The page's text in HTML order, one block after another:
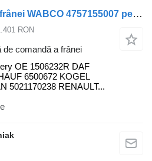
Supapă de comandă a frânei WABCO 4757155007 pentru cap tractor Scania MAN Volvo Renault DAF
RON
de comandă a frânei
OE 1506232R DAF
6500672 KOGEL
5021170238 RENAULT...